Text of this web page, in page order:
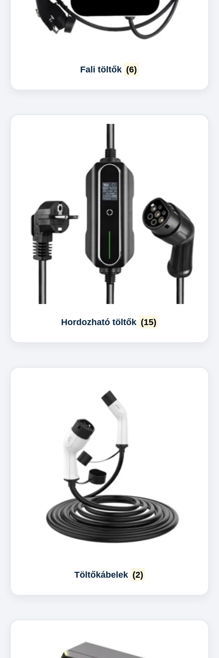
Fali töltők (6)
Hordozható töltők (15)
Töltőkábelek (2)